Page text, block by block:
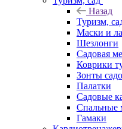
Назад
Туризм,
Маски и
Шезлонги
Садовая
Коврики
Зонты
Палатки
Садовые
Спальные
Гамаки